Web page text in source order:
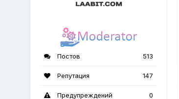
Постов 513
Репутация 147
Предупреждений 0